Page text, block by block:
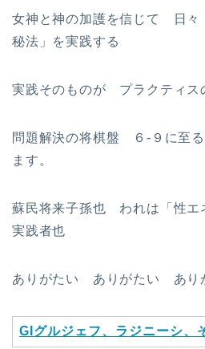
女神と神の加護を信じて 日
秘法」を実践する
実践そのものが プラクティス
問題解決の将棋盤 ６-９に至
ます。
蘇民将来子孫也 われは「性エ
実践者也
ありがたい ありがたい あり
GI グルジェフ、ラジニーシ、